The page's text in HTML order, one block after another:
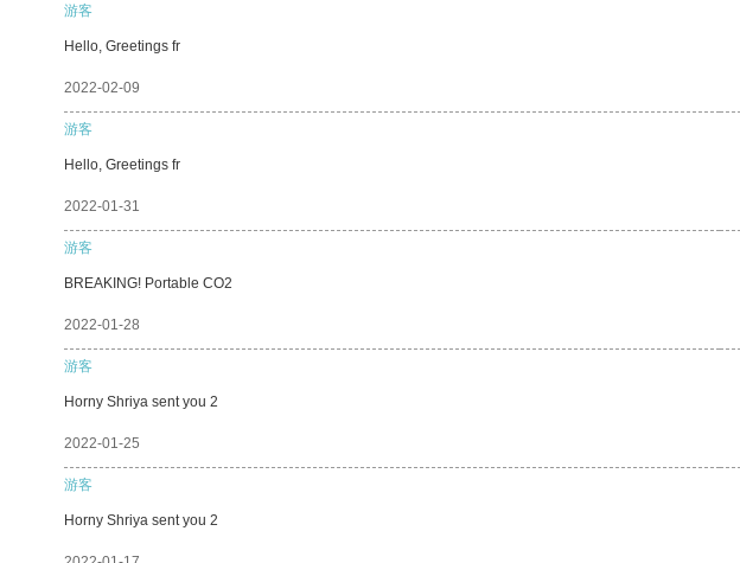
游客
Hello, Greetings fr
2022-02-09
游客
Hello, Greetings fr
2022-01-31
游客
BREAKING! Portable CO2
2022-01-28
游客
Horny Shriya sent you 2
2022-01-25
游客
Horny Shriya sent you 2